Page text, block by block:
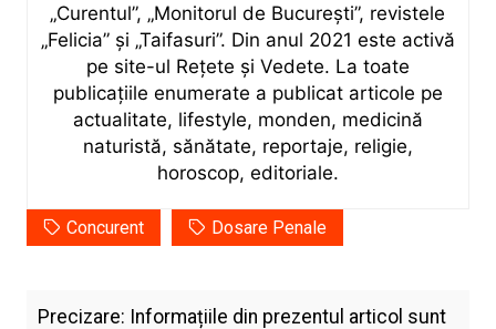
„Curentul”, „Monitorul de București”, revistele
„Felicia” și „Taifasuri”. Din anul 2021 este activă
pe site-ul Rețete și Vedete. La toate
publicațiile enumerate a publicat articole pe
actualitate, lifestyle, monden, medicină
naturistă, sănătate, reportaje, religie,
horoscop, editoriale.
Concurent Dosare Penale
Precizare: Informațiile din prezentul articol sunt